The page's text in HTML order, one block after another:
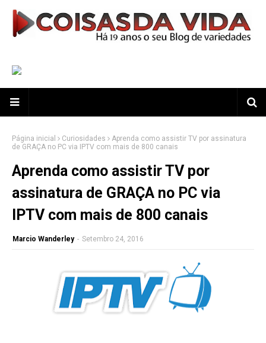
Página inicial Curiosidades
Aprenda como assistir TV por assinatura
de GRAÇA no PC via IPTV com mais de 800 canais
Aprenda como assistir TV por
assinatura de GRAÇA no PC via
IPTV com mais de 800 canais
Marcio Wanderley - Setembro 24, 2016